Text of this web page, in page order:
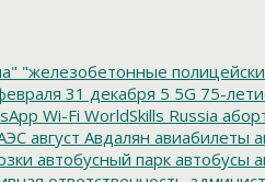
"железобетонные
31 декабря 5 5G 75-
Wi-Fi WorldSkills Russia
август Авдалян авиабилеты
автобусный парк автобусы